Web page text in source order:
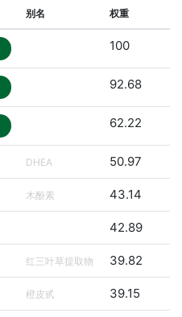
别名 权重
100
92.68
62.22
DHEA 50.97
木酚素 43.14
42.89
红三叶草提取物 39.82
橙皮甙 39.15